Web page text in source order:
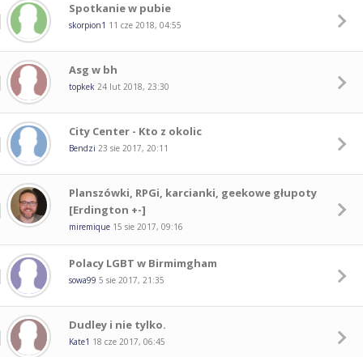
Spotkanie w pubie
skorpion1 11 cze 2018, 04:55
Asg w bh
topkek 24 lut 2018, 23:30
City Center - Kto z okolic
Bendzi 23 sie 2017, 20:11
Planszówki, RPGi, karcianki, geekowe głupoty
[Erdington +-]
miremique 15 sie 2017, 09:16
Polacy LGBT w Birmimgham
sowa99 5 sie 2017, 21:35
Dudley i nie tylko.
Kate1 18 cze 2017, 06:45